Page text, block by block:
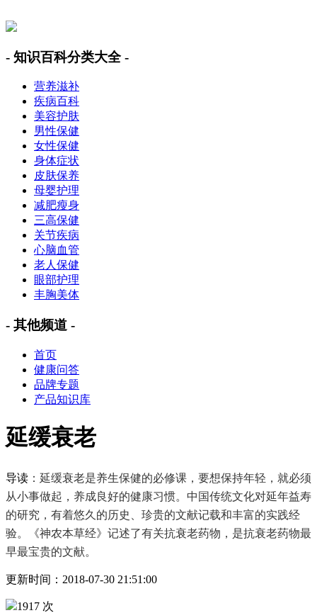
- 知识百科分类大全 -
营养滋补
疾病百科
美容护肤
男性保健
女性保健
身体症状
皮肤保养
母婴护理
减肥瘦身
三高保健
关节疾病
心脑血管
老人保健
眼部护理
丰胸美体
- 其他频道 -
首页
健康问答
品牌专题
产品知识库
延缓衰老
导读 ：延缓衰老是养生保健的必修课，要想保持年轻，就必须
从小事做起，养成良好的健康习惯。中国传统文化对延年益寿
的研究，有着悠久的历史、珍贵的文献记载和丰富的实践经
验。《神农本草经》记述了有关抗衰老药物，是抗衰老药物最
早最宝贵的文献。
更新时间：2018-07-30 21:51:00
1917 次